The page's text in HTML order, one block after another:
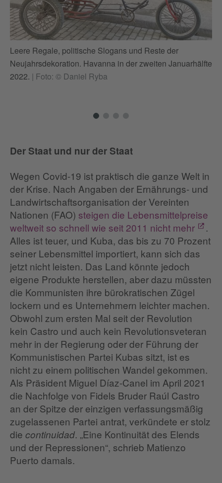
Leere Regale, politische Slogans und Reste der
Neujahrsdekoration. Havanna in der zweiten Januarhälfte
2022. | Foto: © Daniel Ryba
Der Staat und nur der Staat
Wegen Covid-19 ist praktisch die ganze Welt in
der Krise. Nach Angaben der Ernährungs- und
Landwirtschaftsorganisation der Vereinten
Nationen (FAO) steigen die Lebensmittelpreise
weltweit so schnell wie seit 2011 nicht mehr
.
Alles ist teuer, und Kuba, das bis zu 70 Prozent
seiner Lebensmittel importiert, kann sich das
jetzt nicht leisten. Das Land könnte jedoch
eigene Produkte herstellen, aber dazu müssten
die Kommunisten ihre bürokratischen Zügel
lockern und es Unternehmern leichter machen.
Obwohl zum ersten Mal seit der Revolution
kein Castro und auch kein Revolutionsveteran
mehr in der Regierung oder der Führung der
Kommunistischen Partei Kubas sitzt, ist es
nicht zu einem politischen Wandel gekommen.
Als Präsident Miguel Díaz-Canel im April 2021
die Nachfolge von Fidels Bruder Raúl Castro
an der Spitze der einzigen verfassungsmäßig
zugelassenen Partei antrat, verkündete er stolz
die continuidad. „Eine Kontinuität des Elends
und der Repressionen“, schrieb Matienzo
Puerto damals.